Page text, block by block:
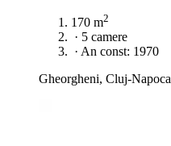
170 m2
· 5 camere
· An const: 1970
Gheorgheni, Cluj-Napoca